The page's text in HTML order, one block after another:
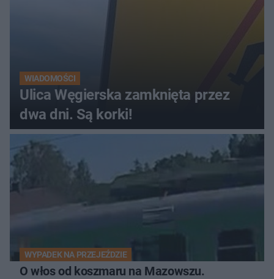
WIADOMOŚCI
Ulica Węgierska zamknięta przez
dwa dni. Są korki!
WYPADEK NA PRZEJEŹDZIE
O włos od koszmaru na Mazowszu.